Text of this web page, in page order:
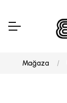
Mağaza